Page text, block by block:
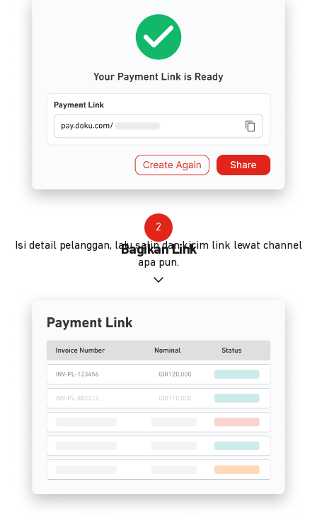
2
Bagikan Link
Isi detail pelanggan, lalu salin dan kirim link lewat channel
apa pun.